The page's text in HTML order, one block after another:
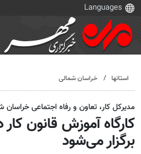
استانها خراسان شمالی
مدیرکل کار، تعاون و رفاه اجتماعی خراسان
کارگاه آموزش قانون
برگزار می‌شود